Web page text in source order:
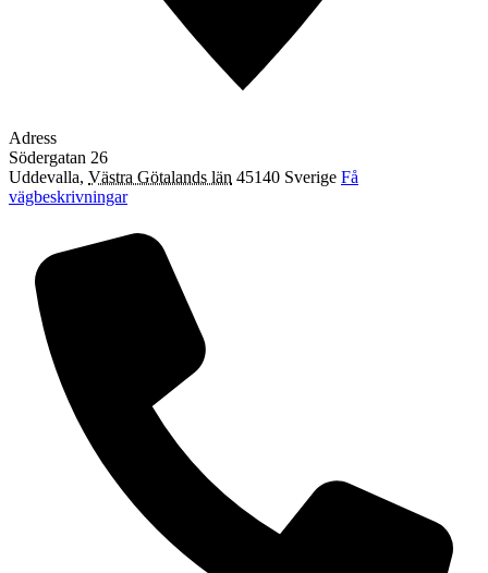
Adress
Södergatan 26
Uddevalla, Västra Götalands län 45140 Sverige Få
vägbeskrivningar